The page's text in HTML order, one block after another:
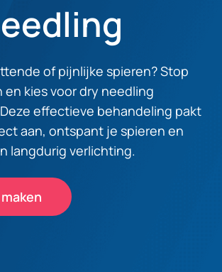
of pijnlijke spieren? Stop
kies voor dry needling
effectieve behandeling pakt
aan, ontspant je spieren en
langdurig verlichting.